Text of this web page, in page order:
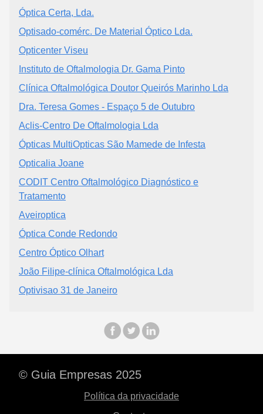
Óptica Certa, Lda.
Optisado-comérc. De Material Óptico Lda.
Opticenter Viseu
Instituto de Oftalmologia Dr. Gama Pinto
Clínica Oftalmológica Doutor Queirós Marinho Lda
Dra. Teresa Gomes - Espaço 5 de Outubro
Aclis-Centro De Oftalmologia Lda
Ópticas MultiOpticas São Mamede de Infesta
Opticalia Joane
CODIT Centro Oftalmológico Diagnóstico e
Tratamento
Aveiroptica
Óptica Conde Redondo
Centro Óptico Olhart
João Filipe-clínica Oftalmológica Lda
Optivisao 31 de Janeiro
© Guia Empresas 2025
Política da privacidade